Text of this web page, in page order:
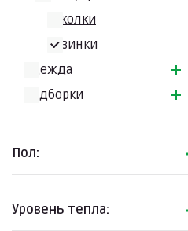
Заколки
Резинки
Одежда
Подборки
Пол:
Уровень тепла: